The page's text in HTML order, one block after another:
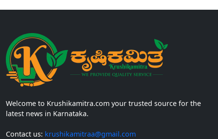
Welcome to Krushikamitra.com your trusted source for the
latest news in Karnataka.
Contact us: krushikamitraa@gmail.com